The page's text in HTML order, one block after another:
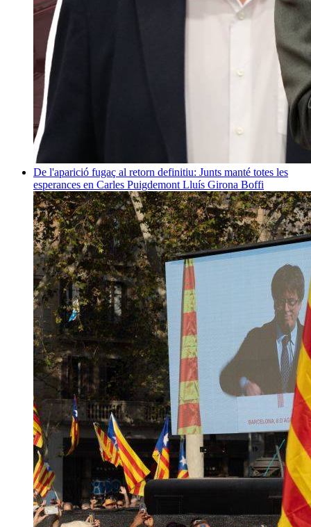
De l'aparició fugaç al retorn definitiu: Junts manté totes les
esperances en Carles Puigdemont Lluís Girona Boffi